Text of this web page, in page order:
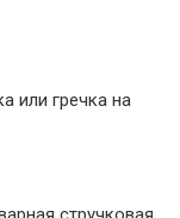
или гречка на